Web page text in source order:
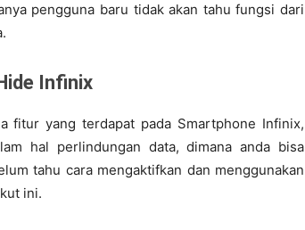
pengguna baru tidak akan tahu fungsi dari
Infinix
fitur yang terdapat pada Smartphone Infinix,
hal perlindungan data, dimana anda bisa
tahu cara mengaktifkan dan menggunakan
ini.